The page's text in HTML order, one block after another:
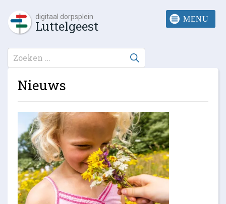
digitaal dorpsplein
Luttelgeest
Nieuws